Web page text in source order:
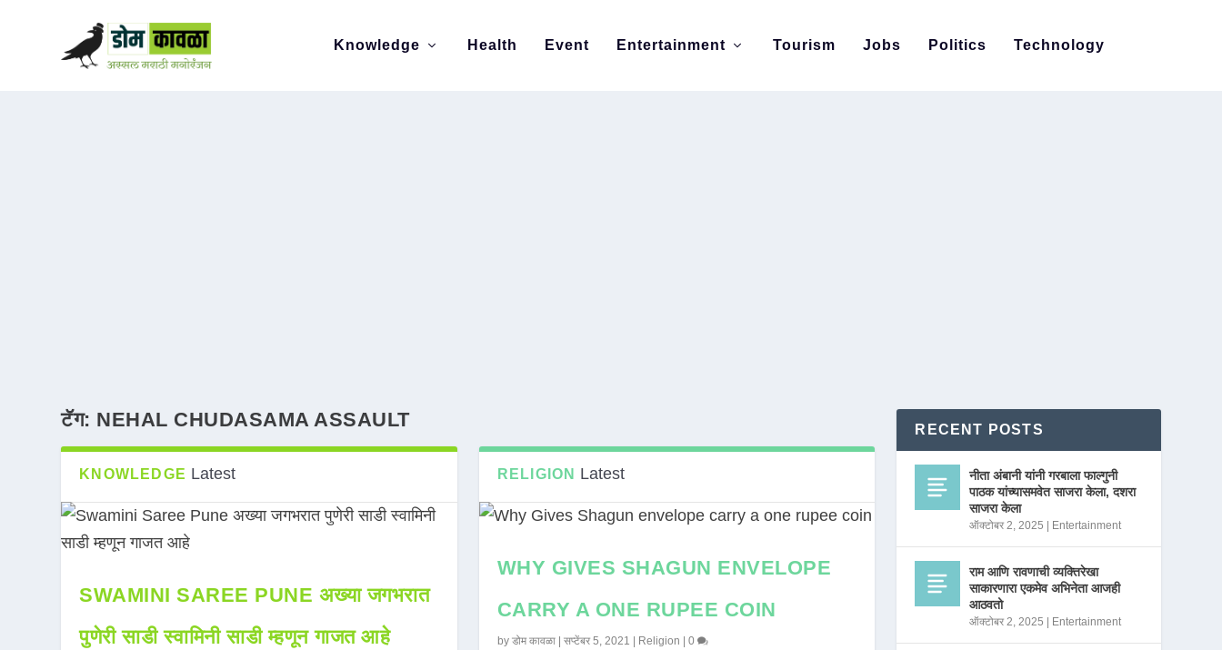
Knowledge Health Event Entertainment Tourism Jobs Politics Technology
टॅग: NEHAL CHUDASAMA ASSAULT
KNOWLEDGE Latest
SWAMINI SAREE PUNE अख्या जगभरात
पुणेरी साडी स्वामिनी साडी म्हणून गाजत आहे
RELIGION Latest
WHY GIVES SHAGUN ENVELOPE
CARRY A ONE RUPEE COIN
by डोम कावळा| सप्टेंबर 5, 2021 Religion 0
RECENT POSTS
नीता अंबानी यांनी गरबाला फाल्गुनी
पाठक यांच्यासमवेत साजरा केला, दशरा
साजरा केला
ऑक्टोबर 2, 2025 Entertainment
राम आणि रावणाची व्यक्तिरेखा
साकारणारा एकमेव अभिनेता आजही
आठवतो
ऑक्टोबर 2, 2025 Entertainment